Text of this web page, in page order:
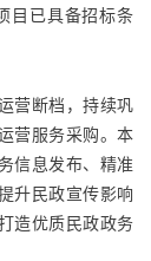
目已具备招标条
营断档，持续巩
营服务采购。本
信息发布、精准
升民政宣传影响
造优质民政政务